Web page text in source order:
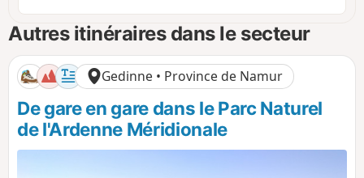
Autres itinéraires dans le secteur
Gedinne • Province de Namur
De gare en gare dans le Parc Naturel
de l'Ardenne Méridionale